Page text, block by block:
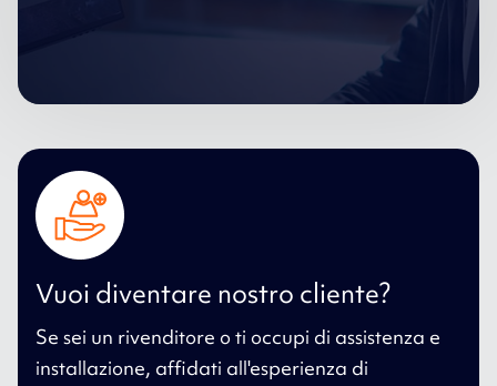
Vuoi diventare nostro cliente?
Se sei un rivenditore o ti occupi di assistenza e
installazione, affidati all'esperienza di